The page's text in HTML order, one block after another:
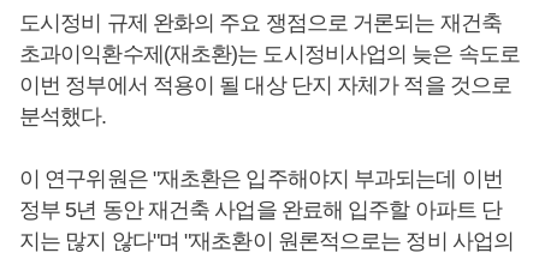
도시정비 규제 완화의 주요 쟁점으로 거론되는 재건축
초과이익환수제(재초환)는 도시정비사업의 늦은 속도로
이번 정부에서 적용이 될 대상 단지 자체가 적을 것으로
분석했다.
이 연구위원은 "재초환은 입주해야지 부과되는데 이번
정부 5년 동안 재건축 사업을 완료해 입주할 아파트 단
지는 많지 않다"며 "재초환이 원론적으로는 정비 사업의